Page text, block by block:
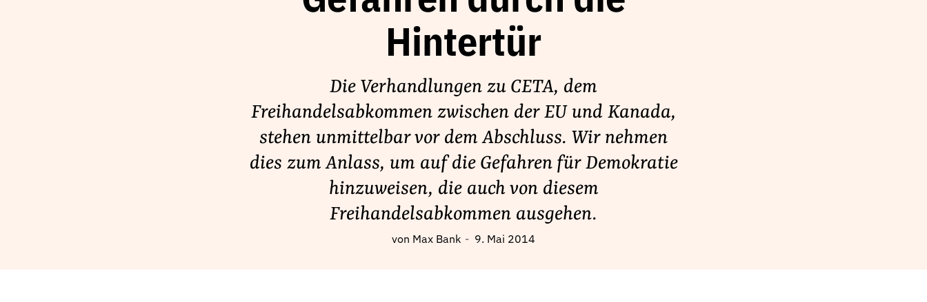
Hintertür
Die Verhandlungen zu CETA, dem
Freihandelsabkommen zwischen der EU und Kanada,
stehen unmittelbar vor dem Abschluss. Wir nehmen
dies zum Anlass, um auf die Gefahren für Demokratie
hinzuweisen, die auch von diesem
Freihandelsabkommen ausgehen.
von Max Bank 9. Mai 2014